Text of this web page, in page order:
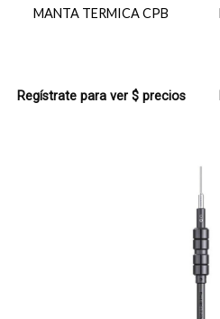
MANTA TERMICA CPB
Regístrate para ver $ precios